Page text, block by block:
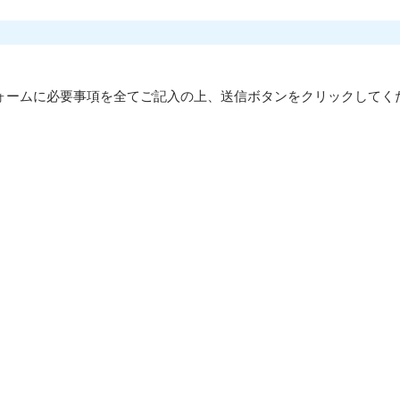
ームに必要事項を全てご記入の上、送信ボタンをクリックしてく